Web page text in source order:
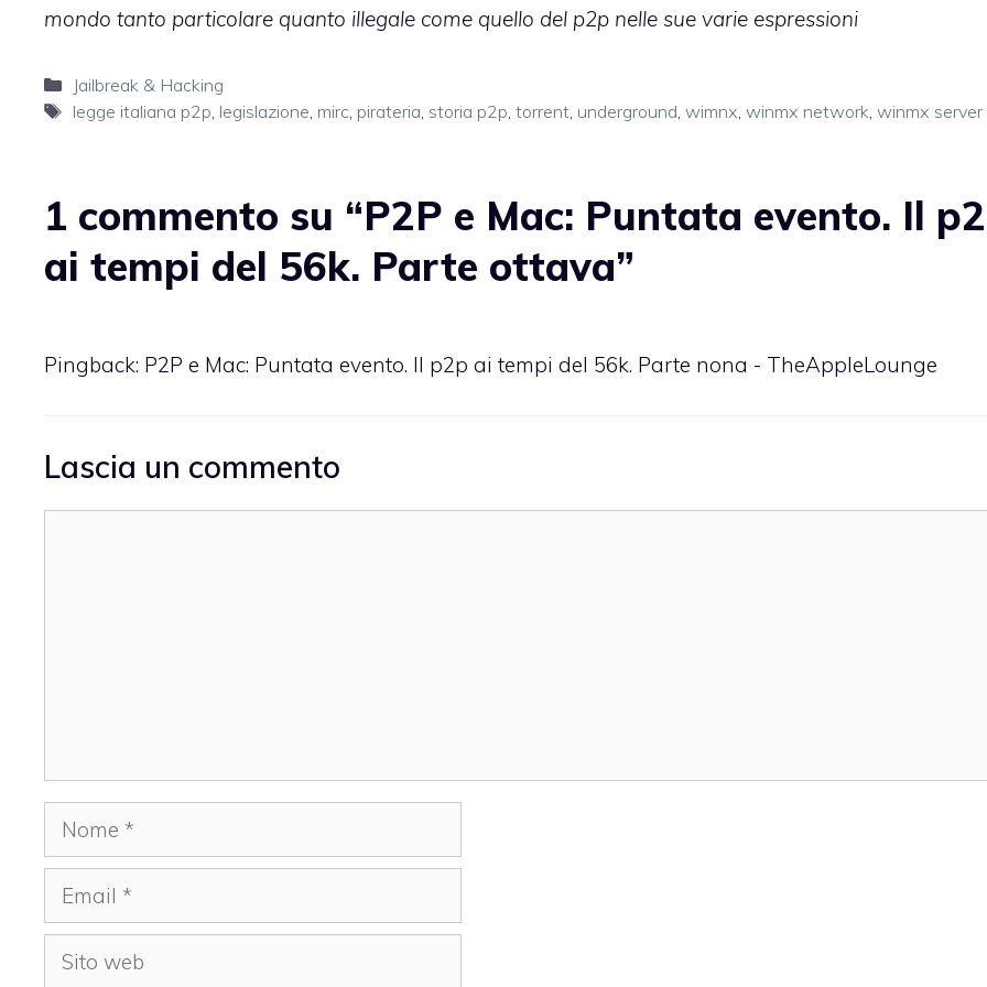
mondo tanto particolare quanto illegale come quello del p2p nelle sue varie espressioni
Categorie
Jailbreak & Hacking
Tag
legge italiana p2p, legislazione, mirc, pirateria, storia p2p, torrent, underground, wimnx, winmx network, winmx server
1 commento su “P2P e Mac: Puntata evento. Il
ai tempi del 56k. Parte ottava”
Pingback: P2P e Mac: Puntata evento. Il p2p ai tempi del 56k. Parte nona - TheAppleLounge
Lascia un commento
Nome
Email
Sito